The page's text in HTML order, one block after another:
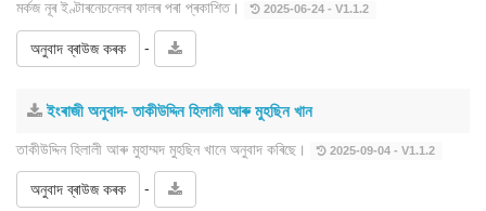
মৰ্কজ নূৰ ইণ্টাৰনেচনেলৰ ফালৰ পৰা প্ৰকাশিত। 2025-06-24 - V1.1.2
অনুবাদ ব্ৰাউজ কৰক -
ইংৰাজী অনুবাদ- তাকীউদ্দিন হিলালী আৰু মুহছিন খান
তাকীউদ্দিন হিলালী আৰু মুহাম্মদ মুহছিন খানে অনুবাদ কৰিছে। 2025-09-04 - V1.1.2
অনুবাদ ব্ৰাউজ কৰক -